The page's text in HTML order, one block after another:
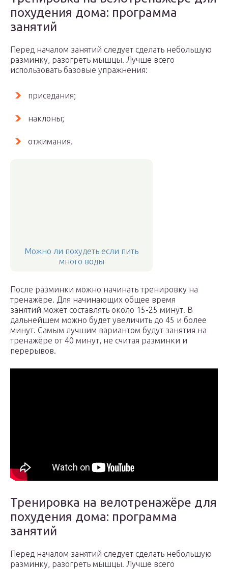
похудения дома: программа
занятий
Перед началом занятий следует сделать небольшую
разминку, разогреть мышцы. Лучше всего
использовать базовые упражнения:
приседания;
наклоны;
отжимания.
Можно ли похудеть если пить
много воды
После разминки можно начинать тренировку на
тренажёре. Для начинающих общее время
занятий может составлять около 15-25 минут. В
дальнейшем можно будет увеличить до 45 и более
минут. Самым лучшим вариантом будут занятия на
тренажёре от 40 минут, не считая разминки и
перерывов.
Тренировка на велотренажёре для
похудения дома: программа
занятий
Перед началом занятий следует сделать небольшую
разминку, разогреть мышцы. Лучше всего